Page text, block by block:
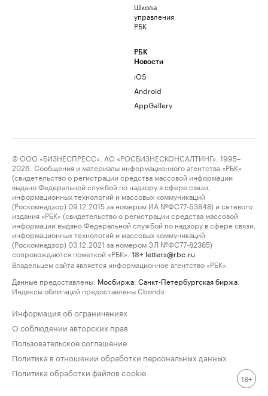
Школа
управления
РБК
РБК
Новости
iOS
Android
AppGallery
© ООО «БИЗНЕСПРЕСС», АО «РОСБИЗНЕСКОНСАЛТИНГ», 1995–
2026. Сообщения и материалы информационного агентства «РБК»
(свидетельство о регистрации средства массовой информации
выдано Федеральной службой по надзору в сфере связи,
информационных технологий и массовых коммуникаций
(Роскомнадзор) 09.12.2015 за номером ИА №ФС77-63848) и сетевого
издания «РБК» (свидетельство о регистрации средства массовой
информации выдано Федеральной службой по надзору в сфере связи,
информационных технологий и массовых коммуникаций
(Роскомнадзор) 03.12.2021 за номером ЭЛ №ФС77-82385)
сопровождаются пометкой «РБК».
18+ letters@rbc.ru
Владельцем сайта является информационное агентство «РБК».
Данные предоставлены: Мосбиржа Санкт-Петербургская биржа
Индексы облигаций предоставлены Cbonds.
Информация об ограничениях
О соблюдении авторских прав
Пользовательское соглашение
Политика в отношении обработки персональных данных
Политика обработки файлов cookie
18+